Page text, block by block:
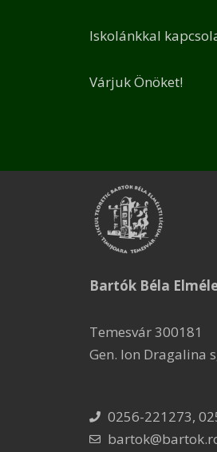
Iskolánkkal
Várjuk Önöket!
Bartók Béla
Temesvár 300181
Gen. Ion Dragalina
0256-221273,